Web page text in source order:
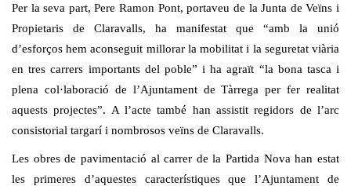
Per la seva part, Pere Ramon Pont, portaveu de la Junta de Veïns i
Propietaris de Claravalls, ha manifestat que “amb la unió
d’esforços hem aconseguit millorar la mobilitat i la seguretat viària
en tres carrers importants del poble” i ha agraït “la bona tasca i
plena col·laboració de l’Ajuntament de Tàrrega per fer realitat
aquests projectes”. A l’acte també han assistit regidors de l’arc
consistorial targarí i nombrosos veïns de Claravalls.
Les obres de pavimentació al carrer de la Partida Nova han estat
les primeres d’aquestes característiques que l’Ajuntament de